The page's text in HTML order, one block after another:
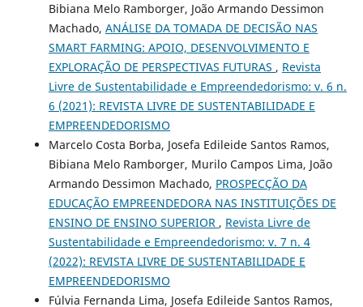
Bibiana Melo Ramborger, João Armando Dessimon
Machado, ANÁLISE DA TOMADA DE DECISÃO NAS
SMART FARMING: APOIO, DESENVOLVIMENTO E
EXPLORAÇÃO DE PERSPECTIVAS FUTURAS , Revista
Livre de Sustentabilidade e Empreendedorismo: v. 6 n.
6 (2021): REVISTA LIVRE DE SUSTENTABILIDADE E
EMPREENDEDORISMO
Marcelo Costa Borba, Josefa Edileide Santos Ramos,
Bibiana Melo Ramborger, Murilo Campos Lima, João
Armando Dessimon Machado, PROSPECÇÃO DA
EDUCAÇÃO EMPREENDEDORA NAS INSTITUIÇÕES DE
ENSINO DE ENSINO SUPERIOR , Revista Livre de
Sustentabilidade e Empreendedorismo: v. 7 n. 4
(2022): REVISTA LIVRE DE SUSTENTABILIDADE E
EMPREENDEDORISMO
Fúlvia Fernanda Lima, Josefa Edileide Santos Ramos,